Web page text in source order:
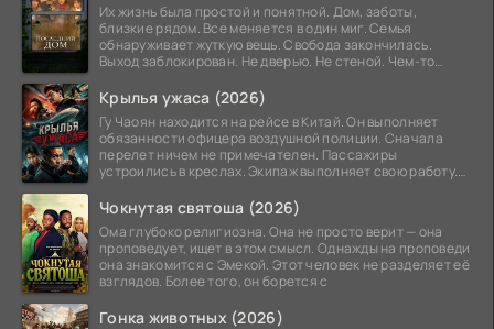
Их жизнь была простой и понятной. Дом, заботы,
близкие рядом. Все меняется в один миг. Семья
обнаруживает жуткую вещь. Свобода закончилась.
Выход заблокирован. Не дверью. Не стеной. Чем-то
Крылья ужаса (2026)
Гу Чаоян находится на рейсе в Китай. Он выполняет
обязанности офицера воздушной полиции. Сначала
перелет ничем не примечателен. Пассажиры
устроились в креслах. Экипаж выполняет свою работу.
Чокнутая святоша (2026)
Ома глубоко религиозна. Она не просто верит — она
проповедует, ищет в этом смысл. Однажды на проповеди
она знакомится с Эмекой. Этот человек не разделяет её
взглядов. Более того, он борется с
Гонка животных (2026)